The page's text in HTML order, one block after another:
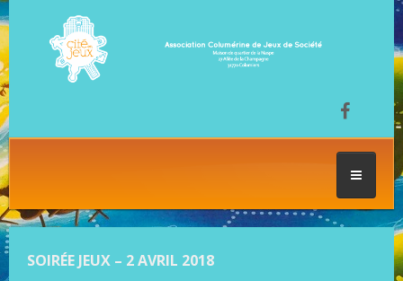
SOIRÉE JEUX – 2 AVRIL 2018